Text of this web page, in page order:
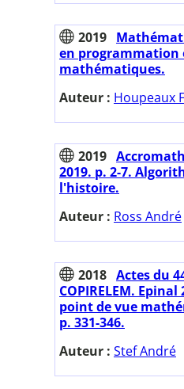
2019
en programmation
mathématiques.
Auteur : Houpeaux
2019
2019. p. 2-7.
l'histoire.
Auteur : Ross André
2018 Actes du
COPIRELEM.
point de vue
p. 331-346.
Auteur : Stef André